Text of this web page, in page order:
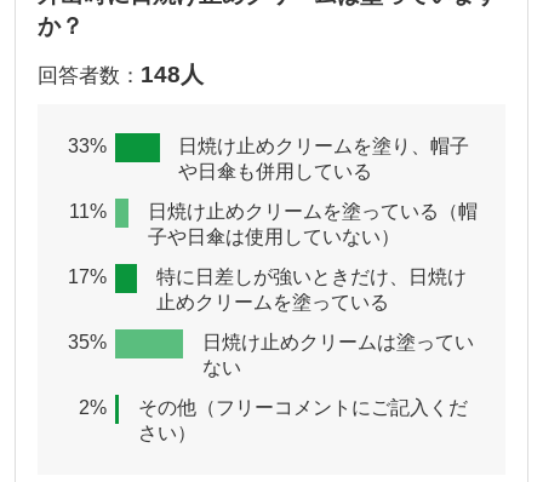
か？
回答者数： 148人
33%
日焼け止めクリームを塗り、帽子
や日傘も併用している
11%
日焼け止めクリームを塗っている（帽
子や日傘は使用していない）
17%
特に日差しが強いときだけ、日焼け
止めクリームを塗っている
35%
日焼け止めクリームは塗ってい
ない
2%
その他（フリーコメントにご記入くだ
さい）